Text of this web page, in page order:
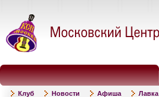
Клуб Новости Афиша Лавка